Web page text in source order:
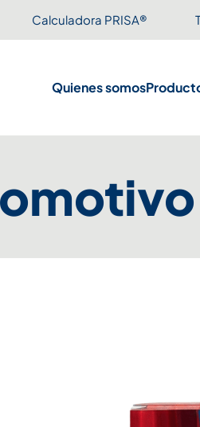
Calculadora PRISA®
Quienes somos
KIT
Shampoo con cera